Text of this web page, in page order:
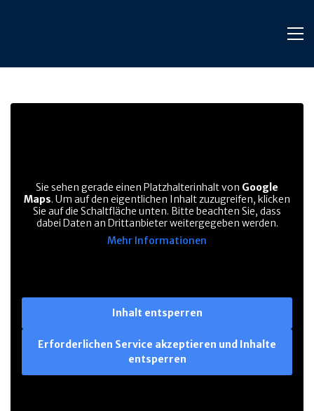
Sie sehen gerade einen Platzhalterinhalt von Google
Maps. Um auf den eigentlichen Inhalt zuzugreifen, klicken
Sie auf die Schaltfläche unten. Bitte beachten Sie, dass
dabei Daten an Drittanbieter weitergegeben werden.
Mehr Informationen
Inhalt entsperren
Erforderlichen Service akzeptieren und Inhalte
entsperren